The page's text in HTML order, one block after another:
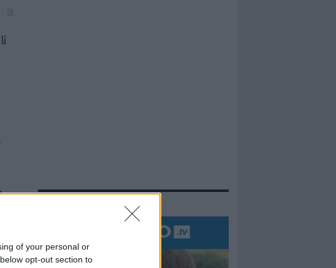
of your personal or
opt-out section to